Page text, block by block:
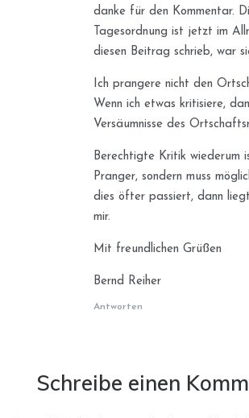
danke für den Kommentar.
Tagesordnung ist jetzt im
diesen Beitrag schrieb, war
Ich prangere nicht den
Wenn ich etwas kritisiere,
Versäumnisse des
Berechtigte Kritik wiederum
Pranger, sondern muss
dies öfter passiert, dann
mir.
Mit freundlichen Grüßen
Bernd Reiher
Antworten
Schreibe einen